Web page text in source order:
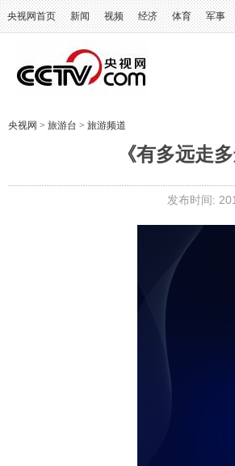
央视网首页 新闻 视频 经济 体育 军事
央视网 > 旅游台 > 旅游频道
《有多远走
发布时间: